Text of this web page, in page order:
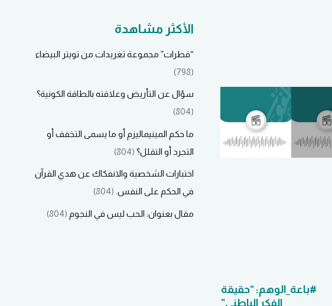
#باعة_الوهم: “حقيقة
الفكر الباطني”
الأكثر مشاهدة
“قطرات” مجموعة تغريدات من تويتر البيضاء
(798)
سؤال عن التأريض وعلاقته بالطاقة الكونية؟
(804)
ما حكم المينيماليزم أو ما يسمى التخفف أو
التجرد أو التقلل؟ (804)
اختبارات الشخصية والانفكاك عن هدي القرآن
في الحكم على النفس. (804)
مقال بعنوان: الحب ليس في النجوم (804)